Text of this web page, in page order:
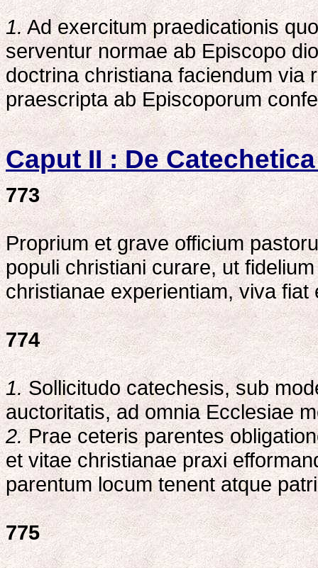
1.Ad exercitum praedicationis
serventur normae ab Episcopo
doctrina christiana faciendum via
praescripta ab Episcoporum
Caput II : De
773
Proprium et grave officium
populi christiani curare, ut
christianae experientiam, viva
774
1.Sollicitudo catechesis, sub
auctoritatis, ad omnia Ecclesiae
2.Prae ceteris parentes
et vitae christianae praxi
parentum locum tenent atque
775